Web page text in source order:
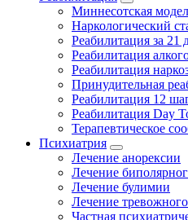
Миннесотская
Наркологический
Реабилитация за 21
Реабилитация
Реабилитация
Принудительная
Реабилитация 12
Реабилитация Day
Терапевтическое
Психиатрия
Лечение анорексии
Лечение
Лечение булимии
Лечение тревожного
Частная